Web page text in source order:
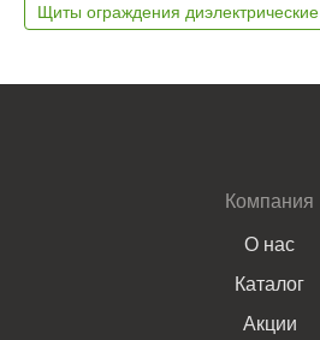
Щиты ограждения диэлектрические
Компания
О нас
Каталог
Акции